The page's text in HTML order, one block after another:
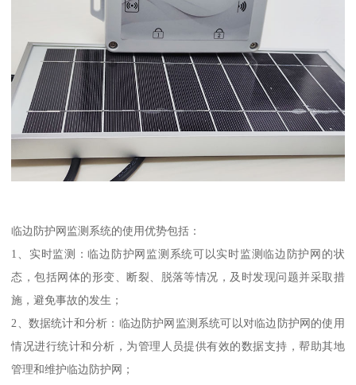
临边防护网监测系统的使用优势包括：
1、实时监测：临边防护网监测系统可以实时监测临边防护网的状
态，包括网体的形变、断裂、脱落等情况，及时发现问题并采取措
施，避免事故的发生；
2、数据统计和分析：临边防护网监测系统可以对临边防护网的使用
情况进行统计和分析，为管理人员提供有效的数据支持，帮助其地
管理和维护临边防护网；